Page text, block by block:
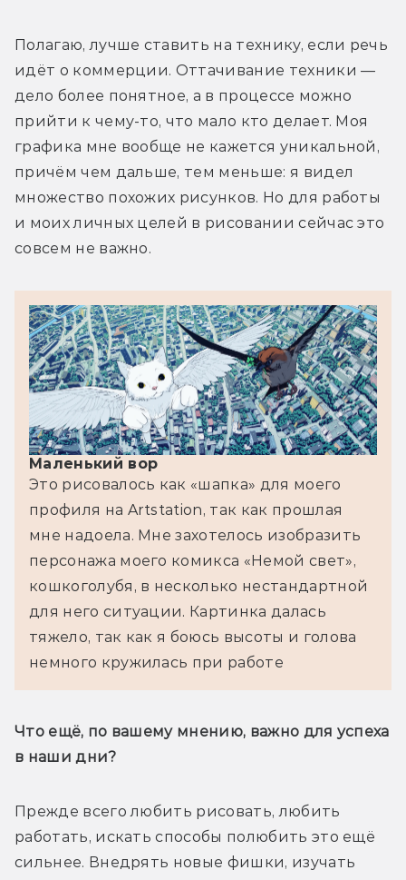
Полагаю, лучше ставить на технику, если речь
идёт о коммерции. Оттачивание техники —
дело более понятное, а в процессе можно
прийти к чему-то, что мало кто делает. Моя
графика мне вообще не кажется уникальной,
причём чем дальше, тем меньше: я видел
множество похожих рисунков. Но для работы
и моих личных целей в рисовании сейчас это
совсем не важно.
Маленький вор
Это рисовалось как «шапка» для моего
профиля на Artstation, так как прошлая
мне надоела. Мне захотелось изобразить
персонажа моего комикса «Немой свет»,
кошкоголубя, в несколько нестандартной
для него ситуации. Картинка далась
тяжело, так как я боюсь высоты и голова
немного кружилась при работе
Что ещё, по вашему мнению, важно для успеха
в наши дни?
Прежде всего любить рисовать, любить
работать, искать способы полюбить это ещё
сильнее. Внедрять новые фишки, изучать